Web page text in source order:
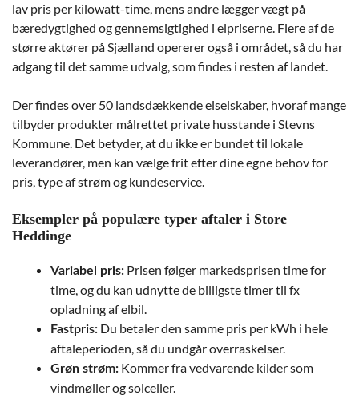
lav pris per kilowatt-time, mens andre lægger vægt på
bæredygtighed og gennemsigtighed i elpriserne. Flere af de
større aktører på Sjælland opererer også i området, så du har
adgang til det samme udvalg, som findes i resten af landet.
Der findes over 50 landsdækkende elselskaber, hvoraf mange
tilbyder produkter målrettet private husstande i Stevns
Kommune. Det betyder, at du ikke er bundet til lokale
leverandører, men kan vælge frit efter dine egne behov for
pris, type af strøm og kundeservice.
Eksempler på populære typer aftaler i Store
Heddinge
Variabel pris: Prisen følger markedsprisen time for
time, og du kan udnytte de billigste timer til fx
opladning af elbil.
Fastpris: Du betaler den samme pris per kWh i hele
aftaleperioden, så du undgår overraskelser.
Grøn strøm: Kommer fra vedvarende kilder som
vindmøller og solceller.